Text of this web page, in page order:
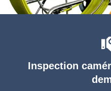
Inspection